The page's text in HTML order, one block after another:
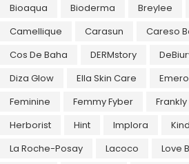
Bioaqua
Bioderma Breylee
Camellique
Carasun
Careso
Cos De Baha
DERMstory
Diza Glow
Ella Skin Care
Feminine
Femmy Fyber Frankly
Herborist
Hint Implora
La Roche-Posay
Lacoco
Love